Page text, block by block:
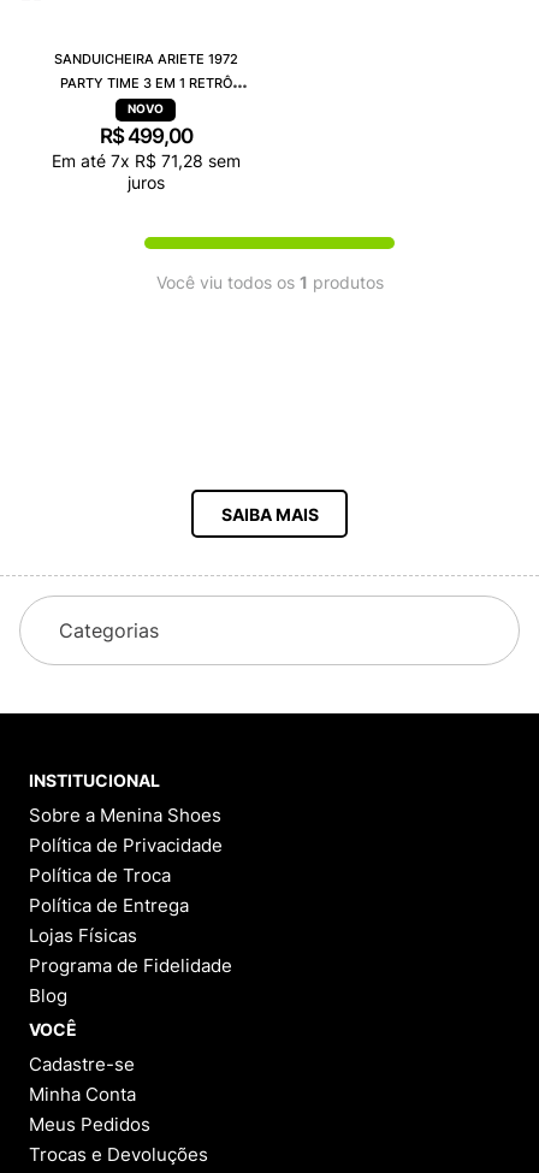
SANDUICHEIRA ARIETE 1972
PARTY TIME 3 EM 1 RETRÔ
VERMELHA
R$499,00
Em até 7x R$ 71,28 sem
juros
Você viu todos os 1 produtos
SAIBA MAIS
Categorias
INSTITUCIONAL
Sobre a Menina Shoes
Política de Privacidade
Política de Troca
Política de Entrega
Lojas Físicas
Programa de Fidelidade
Blog
VOCÊ
Cadastre-se
Minha Conta
Meus Pedidos
Trocas e Devoluções
10º NEW BALANCE 204L